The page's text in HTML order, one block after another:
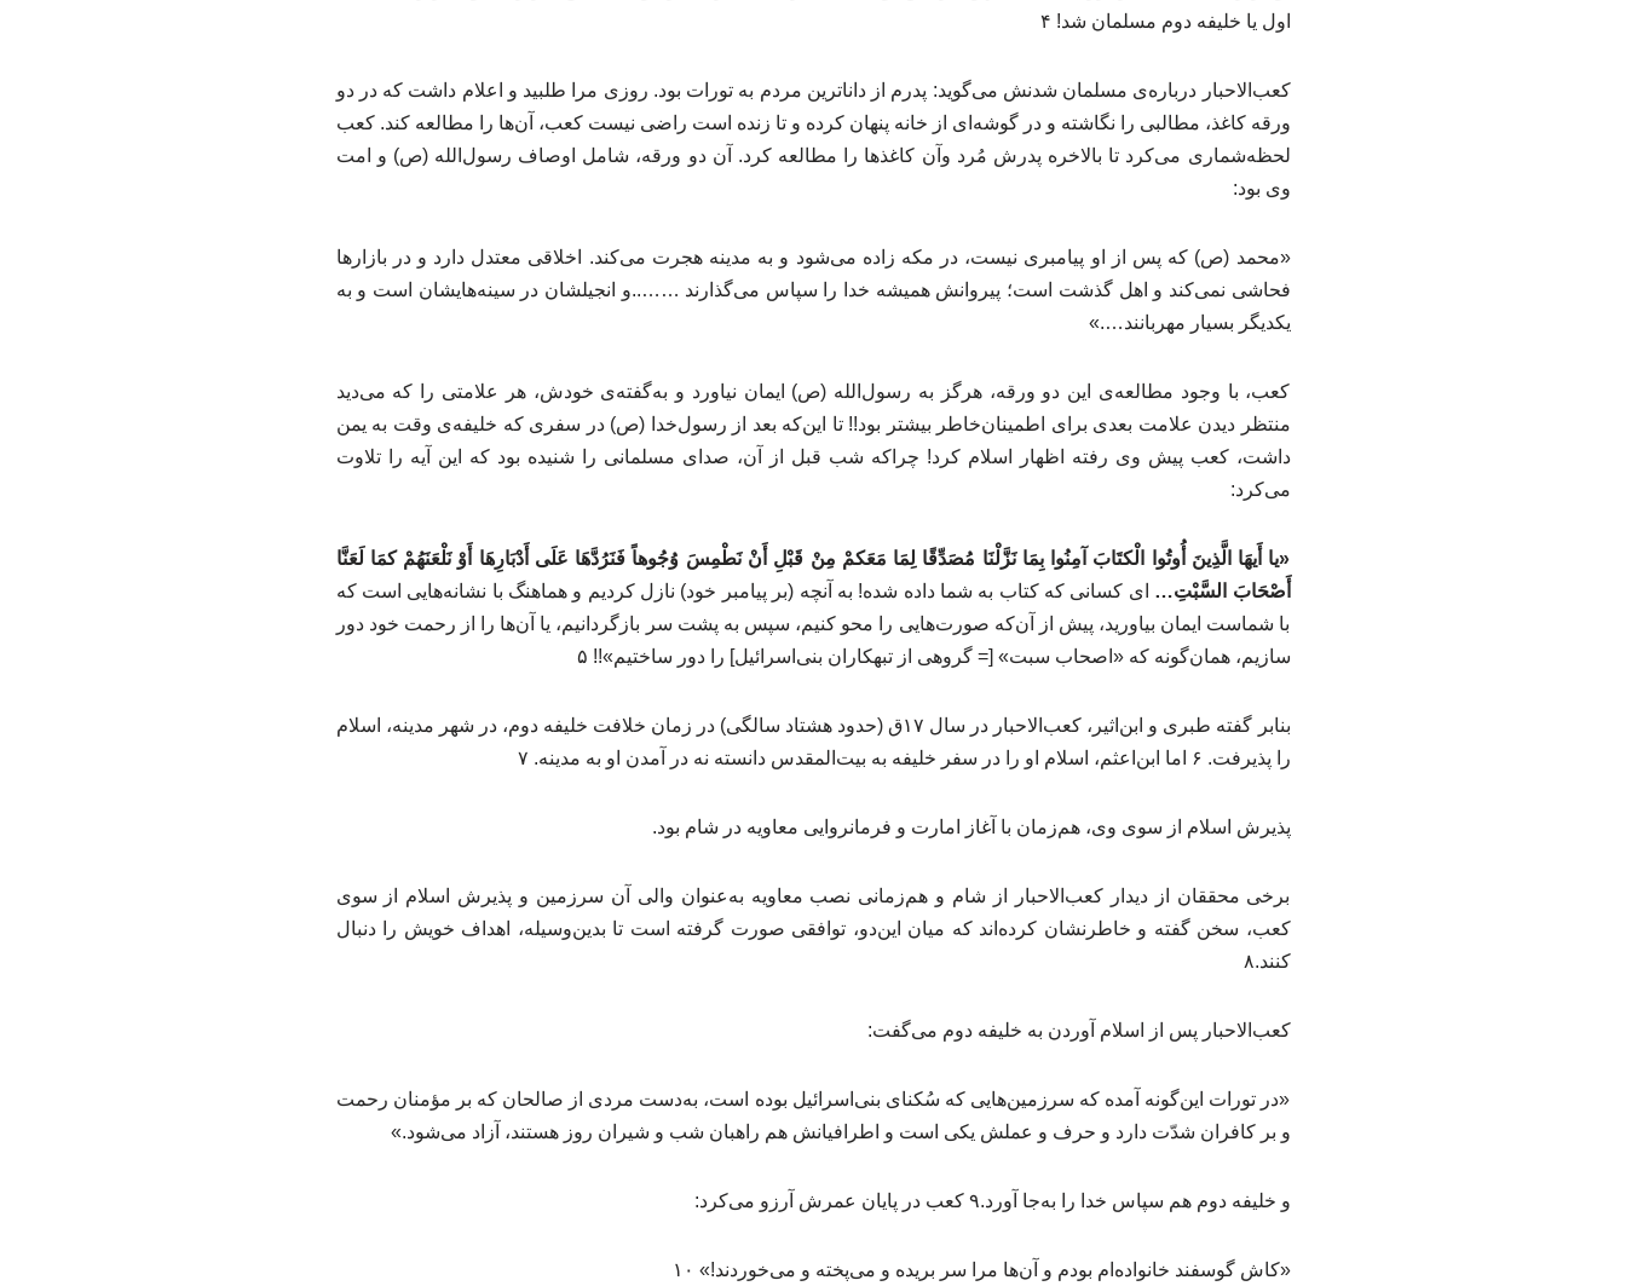
اول یا خلیفه دوم مسلمان شد! ۴
کعب‌الاحبار درباره‌ی مسلمان شدنش می‌گوید: پدرم از داناترین مردم به تورات بود. روزی مرا طلبید و اعلام داشت که در دو
ورقه کاغذ، مطالبی را نگاشته و در گوشه‌ای از خانه پنهان کرده و تا زنده است راضی نیست کعب، آن‌ها را مطالعه کند. کعب
لحظه‌شماری می‌کرد تا بالاخره پدرش مُرد وآن کاغذها را مطالعه کرد. آن دو ورقه، شامل اوصاف رسول‌الله (ص) و امت
وی بود:
«محمد (ص) که پس از او پیامبری نیست، در مکه زاده می‌شود و به مدینه هجرت می‌کند. اخلاقی معتدل دارد و در بازارها
فحاشی نمی‌کند و اهل گذشت است؛ پیروانش همیشه خدا را سپاس می‌گذارند ……..و انجیلشان در سینه‌هایشان است و به
یکدیگر بسیار مهربانند….»
کعب، با وجود مطالعه‌ی این دو ورقه، هرگز به رسول‌الله (ص) ایمان نیاورد و به‌گفته‌ی خودش، هر علامتی را که می‌دید
منتظر دیدن علامت بعدی برای اطمینان‌خاطر بیشتر بود!! تا این‌که بعد از رسول‌خدا (ص) در سفری که خلیفه‌ی وقت به یمن
داشت، کعب پیش وی رفته اظهار اسلام کرد! چراکه شب قبل از آن، صدای مسلمانی را شنیده بود که این آیه را تلاوت
می‌کرد:
«یا أَیهَا الَّذِینَ أُوتُوا الْکتَابَ آمِنُوا بِمَا نَزَّلْنَا مُصَدِّقًا لِمَا مَعَکمْ مِنْ قَبْلِ أَنْ نَطْمِسَ وُجُوهاً فَنَرُدَّهَا عَلَی أَدْبَارِهَا أَوْ نَلْعَنَهُمْ کمَا لَعَنَّا
أَصْحَابَ السَّبْتِ… ای کسانی که کتاب به شما داده شده! به آنچه (بر پیامبر خود) نازل کردیم و هماهنگ با نشانه‌هایی است که
با شماست ایمان بیاورید، پیش از آن‌که صورت‌هایی را محو کنیم، سپس به پشت سر بازگردانیم، یا آن‌ها را از رحمت خود دور
سازیم، همان‌گونه که «اصحاب سبت» [= گروهی از تبهکاران بنی‌اسرائیل‌] را دور ساختیم»!! ۵
بنابر گفته طبری و ابن‌اثیر، کعب‌الاحبار در سال ۱۷ق (حدود هشتاد سالگی) در زمان خلافت خلیفه دوم، در شهر مدینه، اسلام
را پذیرفت. ۶ اما ابن‌اعثم، اسلام او را در سفر خلیفه به بیت‌المقدس دانسته نه در آمدن او به مدینه. ۷
پذیرش اسلام از سوی وی، هم‌زمان با آغاز امارت و فرمانروایی معاویه در شام بود.
برخی محققان از دیدار کعب‌الاحبار از شام و هم‌زمانی نصب معاویه به‌عنوان والی آن سرزمین و پذیرش اسلام از سوی
کعب، سخن گفته و خاطرنشان کرده‌اند که میان این‌دو، توافقی صورت گرفته است تا بدین‌وسیله، اهداف خویش را دنبال
کنند.۸
کعب‌الاحبار پس از اسلام آوردن به خلیفه دوم می‌گفت:
«در تورات این‌گونه آمده که سرزمین‌هایی که سُکنای بنی‌اسرائیل بوده است، به‌دست مردی از صالحان که بر مؤمنان رحمت
و بر کافران شدّت دارد و حرف و عملش یکی است و اطرافیانش هم راهبان شب و شیران روز هستند، آزاد می‌شود.»
و خلیفه دوم هم سپاس خدا را به‌جا آورد.۹ کعب در پایان عمرش آرزو می‌کرد:
«کاش گوسفند خانواده‌ام بودم و آن‌ها مرا سر بریده و می‌پخته و می‌خوردند!» ۱۰